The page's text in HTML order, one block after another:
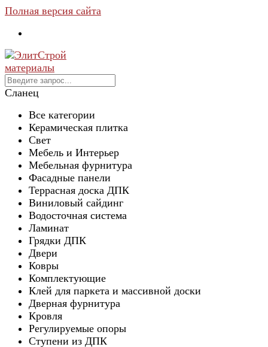
Полная версия сайта
Сланец
Все категории
Керамическая плитка
Свет
Мебель и Интерьер
Мебельная фурнитура
Фасадные панели
Террасная доска ДПК
Виниловый сайдинг
Водосточная система
Ламинат
Грядки ДПК
Двери
Ковры
Комплектующие
Клей для паркета и массивной доски
Дверная фурнитура
Кровля
Регулируемые опоры
Ступени из ДПК